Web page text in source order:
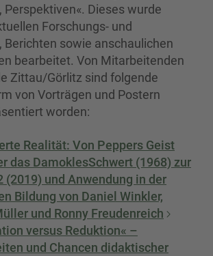
Dieses wurde
Forschungs- und
Berichten sowie anschaulichen
bearbeitet. Von Mitarbeitenden
Zittau/Görlitz sind folgende
von Vorträgen und Postern
worden:
Realität: Von Peppers Geist
das DamoklesSchwert (1968) zur
(2019) und Anwendung in der
Bildung von Daniel Winkler,
und Ronny Freudenreich
versus Reduktion« –
und Chancen didaktischer